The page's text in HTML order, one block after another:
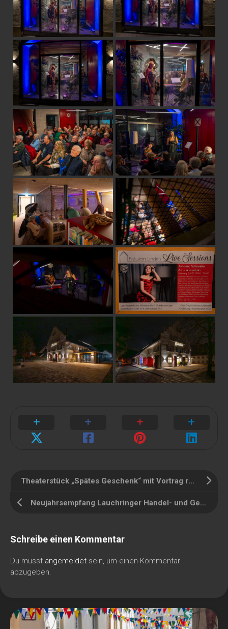
Theaterstück „Spätes Geschenk“ mit Vortrag rund um das Thema Demenz
Neujahrsempfang Lauchringer Handel- und Gewerbekreis
Schreibe einen Kommentar
Du musst angemeldet sein, um einen Kommentar
abzugeben.